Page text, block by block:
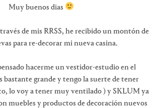
Muy buenos dias
de mis RRSS, he recibido un montón de
para re-decorar mi nueva casina.
hacerme un vestidor-estudio en el
bastante grande y tengo la suerte de tener
lo voy a tener muy ventilado ) y SKLUM ya
muebles y productos de decoración nuevos